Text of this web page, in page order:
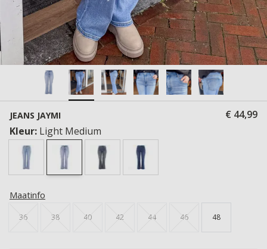
JEANS JAYMI
€ 44,99
Kleur: Light Medium
Maatinfo
36 38 40 42 44 46 48